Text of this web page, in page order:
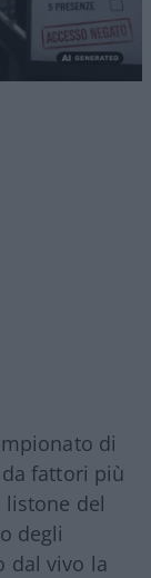
di
fattori più
listone del
degli
dal vivo la